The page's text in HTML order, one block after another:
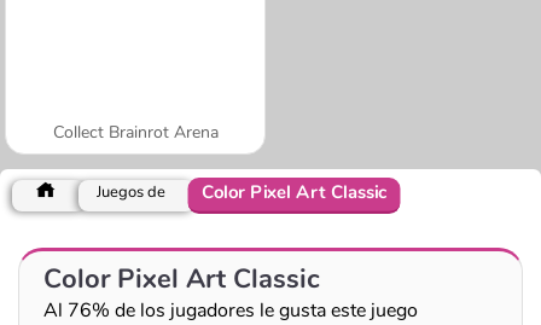
Collect Brainrot Arena
Juegos de Color Pixel Art Classic
Color Pixel Art Classic
Al 76% de los jugadores le gusta este juego